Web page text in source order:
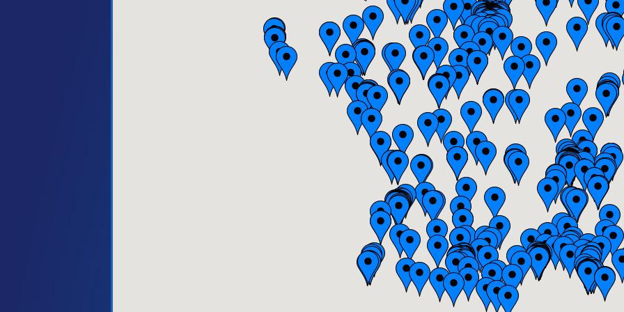
Bretagne
Centre
Champagne-Ardenne
Franche-Comté
Haute-Normandie
Ile-de-France
Languedoc-Roussillon
Limousin
Lorraine
Midi-Pyrénées
Nord-Pas-de-Calais
Pays-de-la-Loire
Picardie
Poitou-Charentes
Provence-Alpes-Côte-